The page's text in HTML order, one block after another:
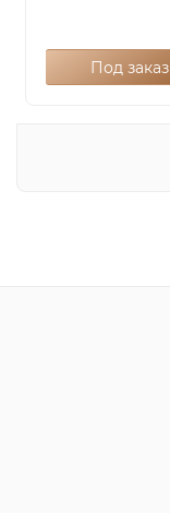
Под заказ